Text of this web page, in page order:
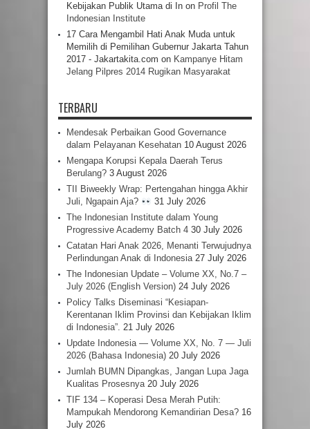
Kebijakan Publik Utama di In on Profil The
Indonesian Institute
17 Cara Mengambil Hati Anak Muda untuk
Memilih di Pemilihan Gubernur Jakarta Tahun
2017 - Jakartakita.com on Kampanye Hitam
Jelang Pilpres 2014 Rugikan Masyarakat
TERBARU
Mendesak Perbaikan Good Governance
dalam Pelayanan Kesehatan 10 August 2026
Mengapa Korupsi Kepala Daerah Terus
Berulang? 3 August 2026
TII Biweekly Wrap: Pertengahan hingga Akhir
Juli, Ngapain Aja?
31 July 2026
The Indonesian Institute dalam Young
Progressive Academy Batch 4 30 July 2026
Catatan Hari Anak 2026, Menanti Terwujudnya
Perlindungan Anak di Indonesia 27 July 2026
The Indonesian Update – Volume XX, No.7 –
July 2026 (English Version) 24 July 2026
Policy Talks Diseminasi “Kesiapan-
Kerentanan Iklim Provinsi dan Kebijakan Iklim
di Indonesia”. 21 July 2026
Update Indonesia — Volume XX, No. 7 — Juli
2026 (Bahasa Indonesia) 20 July 2026
Jumlah BUMN Dipangkas, Jangan Lupa Jaga
Kualitas Prosesnya 20 July 2026
TIF 134 – Koperasi Desa Merah Putih:
Mampukah Mendorong Kemandirian Desa? 16
July 2026